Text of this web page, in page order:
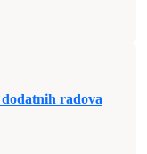
radova